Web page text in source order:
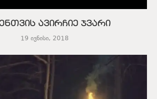
ავირჩიე ჯვარი
19 ივნისი, 2018